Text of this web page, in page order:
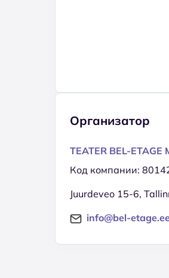
Организатор
TEATER BEL-ETAGE
Код компании:
Juurdeveo 15-6,
info@bel-etage.ee